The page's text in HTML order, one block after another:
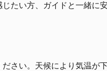
たい方、ガイドと一緒に
さい。天候により気温が